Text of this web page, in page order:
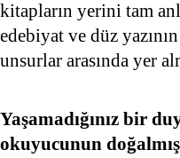
kitapların yerini tam
edebiyat ve düz
unsurlar arasında yer
Yaşamadığınız bir
okuyucunun